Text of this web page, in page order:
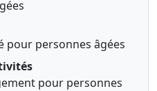
pour personnes âgées
pour personnes